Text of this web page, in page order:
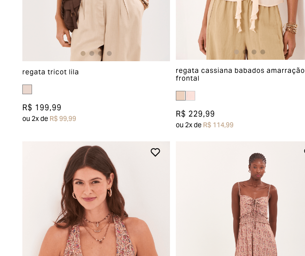
regata tricot lila
R$ 199,99
ou2x deR$ 99,99
regata cassiana babados amarração
frontal
R$ 229,99
ou2x deR$ 114,99